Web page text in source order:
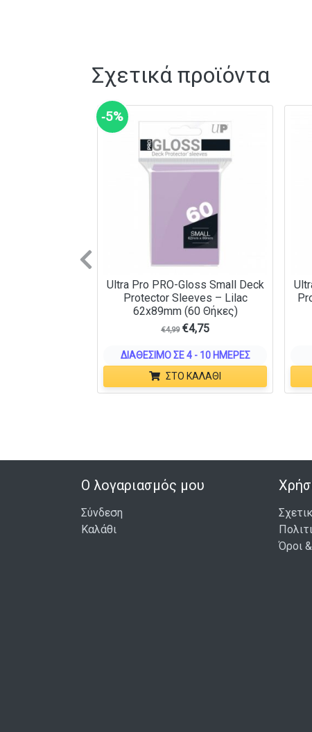
Σχετικά προϊόντα
‑5%
Ultra Pro PRO-Gloss Small Deck
Protector Sleeves – Lilac
62x89mm (60 Θήκες)
€4,99 €4,75
ΔΙΑΘΈΣΙΜΟ ΣΕ 4 - 10 ΗΜΈΡΕΣ
ΣΤΟ ΚΑΛΆΘΙ
Previous
Ο λογαριασμός μου
Σύνδεση
Καλάθι
Όροι